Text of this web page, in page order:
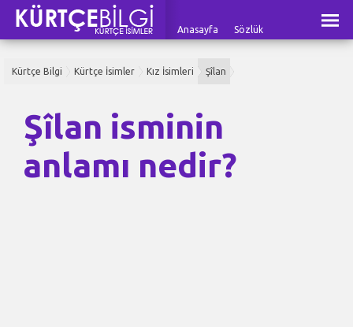
Anasayfa Sözlük
Kürtçe Bilgi Kürtçe İsimler Kız İsimleri Şîlan
Şîlan isminin
anlamı nedir?